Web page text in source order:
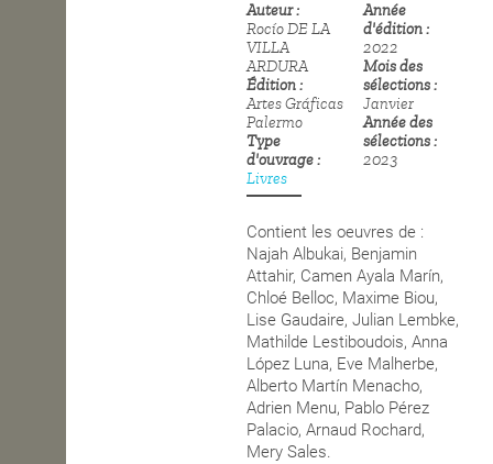
Auteur
Rocío DE LA
VILLA
ARDURA
Édition
Artes Gráficas
Palermo
Type
d'ouvrage
Livres
Année
d'édition
2022
Mois des
sélections
Janvier
Année des
sélections
2023
Contient les oeuvres de :
Najah Albukai, Benjamin
Attahir, Camen Ayala Marín,
Chloé Belloc, Maxime Biou,
Lise Gaudaire, Julian Lembke,
Mathilde Lestiboudois, Anna
López Luna, Eve Malherbe,
Alberto Martín Menacho,
Adrien Menu, Pablo Pérez
Palacio, Arnaud Rochard,
Mery Sales.